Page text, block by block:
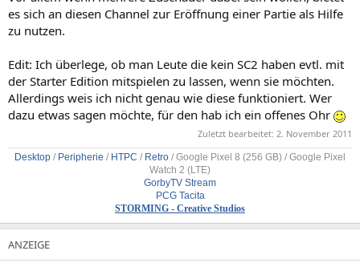
es sich an diesen Channel zur Eröffnung einer Partie als Hilfe
zu nutzen.
Edit: Ich überlege, ob man Leute die kein SC2 haben evtl. mit
der Starter Edition mitspielen zu lassen, wenn sie möchten.
Allerdings weis ich nicht genau wie diese funktioniert. Wer
dazu etwas sagen möchte, für den hab ich ein offenes Ohr
Zuletzt bearbeitet: 2. November 2011
Desktop / Peripherie / HTPC / Retro / Google Pixel 8 (256 GB) / Google Pixel
Watch 2 (LTE)
GorbyTV Stream
PCG Tacita
STORMING - Creative Studios